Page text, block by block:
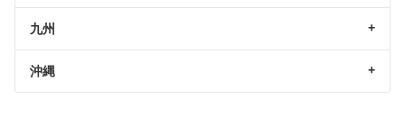
九州
沖縄